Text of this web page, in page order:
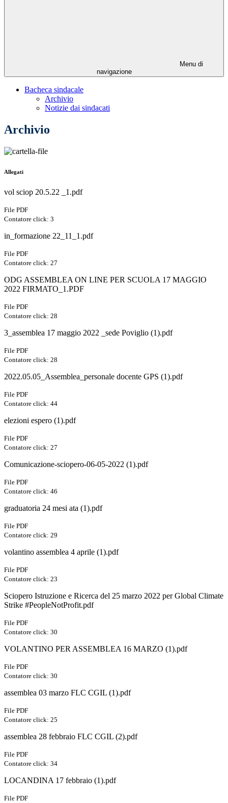
Menu di
navigazione
Bacheca sindacale
Archivio
Notizie dai sindacati
Archivio
Allegati
vol sciop 20.5.22 _1.pdf
File PDF
Contatore click: 3
in_formazione 22_11_1.pdf
File PDF
Contatore click: 27
ODG ASSEMBLEA ON LINE PER SCUOLA 17 MAGGIO
2022 FIRMATO_1.PDF
File PDF
Contatore click: 28
3_assemblea 17 maggio 2022 _sede Poviglio (1).pdf
File PDF
Contatore click: 28
2022.05.05_Assemblea_personale docente GPS (1).pdf
File PDF
Contatore click: 44
elezioni espero (1).pdf
File PDF
Contatore click: 27
Comunicazione-sciopero-06-05-2022 (1).pdf
File PDF
Contatore click: 46
graduatoria 24 mesi ata (1).pdf
File PDF
Contatore click: 29
volantino assemblea 4 aprile (1).pdf
File PDF
Contatore click: 23
Sciopero Istruzione e Ricerca del 25 marzo 2022 per Global Climate
Strike #PeopleNotProfit.pdf
File PDF
Contatore click: 30
VOLANTINO PER ASSEMBLEA 16 MARZO (1).pdf
File PDF
Contatore click: 30
assemblea 03 marzo FLC CGIL (1).pdf
File PDF
Contatore click: 25
assemblea 28 febbraio FLC CGIL (2).pdf
File PDF
Contatore click: 34
LOCANDINA 17 febbraio (1).pdf
File PDF